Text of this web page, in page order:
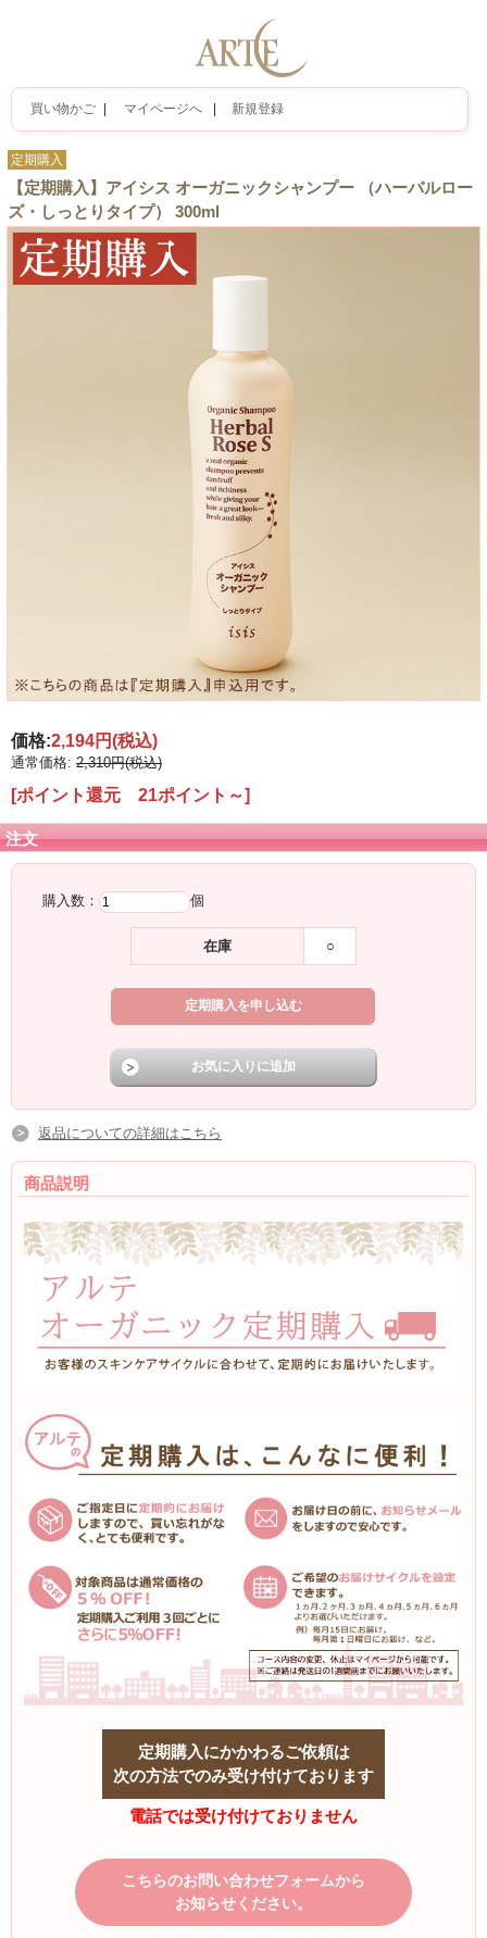
買い物かご マイページへ 新規登録
定期購入
【定期購入】アイシス オーガニックシャンプー （ハーバルロー
ズ・しっとりタイプ） 300ml
価格:2,194円(税込)
通常価格: 2,310円(税込)
[ポイント還元 21ポイント～]
注文
購入数： 個
在庫 ○
返品についての詳細はこちら
商品説明
定期購入にかかわるご依頼は
次の方法でのみ受け付けております
電話では受け付けておりません
こちらのお問い合わせフォームから
お知らせください。